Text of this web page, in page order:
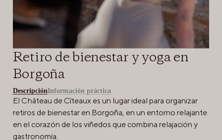
Retiro de bienestar y yoga en
Borgoña
DescripciónInformación práctica
El Château de Cîteaux es un lugar ideal para organizar
retiros de bienestar en Borgoña, en un entorno relajante
en el corazón de los viñedos que combina relajación y
gastronomía.